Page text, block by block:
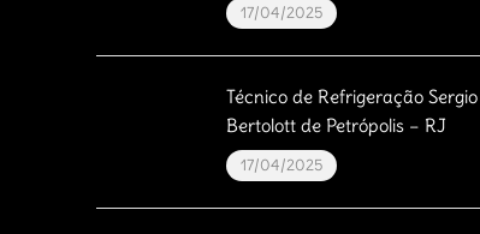
17/04/2025
Técnico de Refrigeração Sergio
Bertolott de Petrópolis – RJ
17/04/2025